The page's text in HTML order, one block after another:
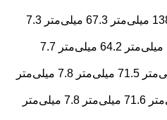
iPhone SE (2022) 4.7 اینچ 138.4 میلی‌متر 67.3 میلی‌متر 7.3
iPhone 13 mini 5.4 اینچ 131.5 میلی‌متر 64.2 میلی‌متر 7.7
iPhone 16e 6.1 اینچ 146.7 میلی‌متر 71.5 میلی‌متر 7.8 میلی‌متر
iPhone 16 6.1 اینچ 147.6 میلی‌متر 71.6 میلی‌متر 7.8 میلی‌متر